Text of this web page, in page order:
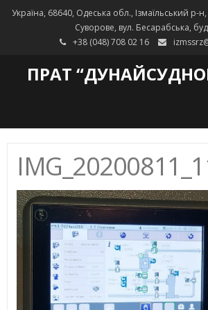
Україна, 68640, Одеська обл., Ізмаїльський р-
Суворове, вул. Бесарабська,
+38 (048) 708 02 16
ПРАТ